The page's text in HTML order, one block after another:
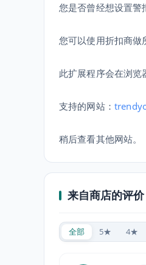
您是否曾经想设置警
您可以使用折扣商做
此扩展程序会在浏览
支持的网站：
稍后查看其他网站。
来自商店的评
全部 5★ 4★